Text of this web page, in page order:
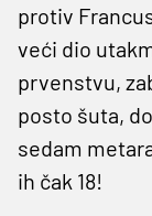
protiv
veći dio
prvenstvu,
posto šuta,
sedam
ih čak 18!